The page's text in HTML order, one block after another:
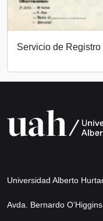
Servicio de
Universidad Alberto
Avda. Bernardo